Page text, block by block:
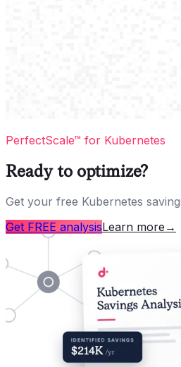
PerfectScale™ for Kubernetes
Ready to optimize?
Get your free Kubernetes
Get FREE analysisLearn more →